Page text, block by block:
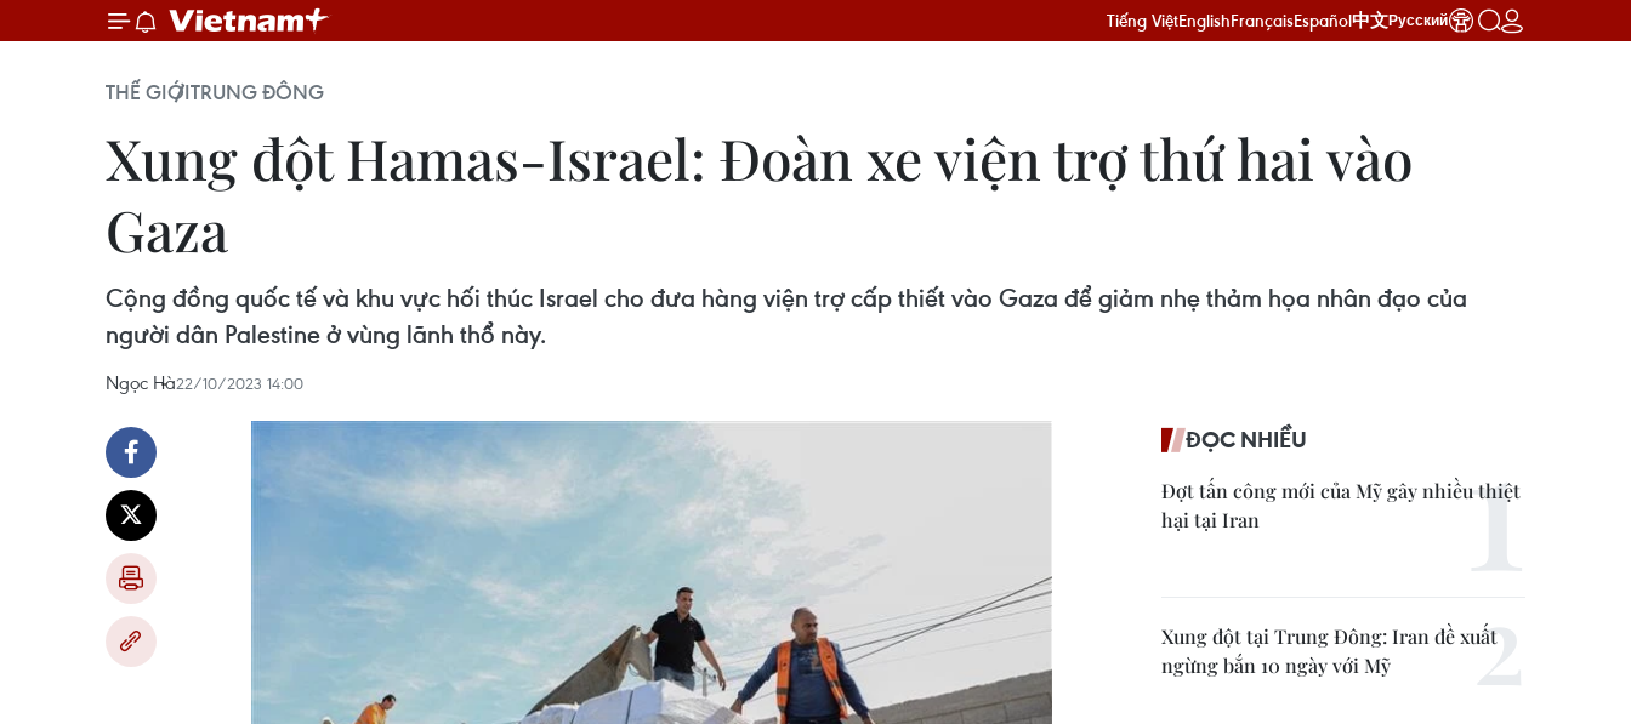
Tiếng ViệtEnglishFrançaisEspañol中文Русский
THẾ GIỚITRUNG ĐÔNG
Xung đột Hamas-Israel: Đoàn xe viện trợ thứ hai vào
Gaza
Cộng đồng quốc tế và khu vực hối thúc Israel cho đưa hàng viện trợ cấp thiết vào Gaza để giảm nhẹ thảm họa nhân đạo của
người dân Palestine ở vùng lãnh thổ này.
Ngọc Hà22/10/2023 14:00
ĐỌC NHIỀU
Đợt tấn công mới của Mỹ gây nhiều thiệt
hại tại Iran
Xung đột tại Trung Đông: Iran đề xuất
ngừng bắn 10 ngày với Mỹ